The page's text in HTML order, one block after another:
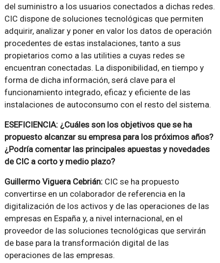
del suministro a los usuarios conectados a dichas redes.
CIC dispone de soluciones tecnológicas que permiten
adquirir, analizar y poner en valor los datos de operación
procedentes de estas instalaciones, tanto a sus
propietarios como a las utilities a cuyas redes se
encuentran conectadas. La disponibilidad, en tiempo y
forma de dicha información, será clave para el
funcionamiento integrado, eficaz y eficiente de las
instalaciones de autoconsumo con el resto del sistema.
ESEFICIENCIA: ¿Cuáles son los objetivos que se ha
propuesto alcanzar su empresa para los próximos años?
¿Podría comentar las principales apuestas y novedades
de CIC a corto y medio plazo?
Guillermo Viguera Cebrián:CIC se ha propuesto
convertirse en un colaborador de referencia en la
digitalización de los activos y de las operaciones de las
empresas en España y, a nivel internacional, en el
proveedor de las soluciones tecnológicas que servirán
de base para la transformación digital de las
operaciones de las empresas.